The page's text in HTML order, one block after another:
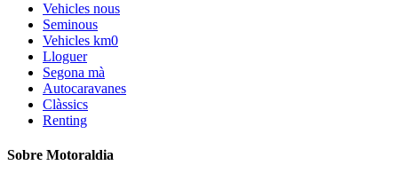
Vehicles nous
Seminous
Vehicles km0
Lloguer
Segona mà
Autocaravanes
Clàssics
Renting
Sobre Motoraldia